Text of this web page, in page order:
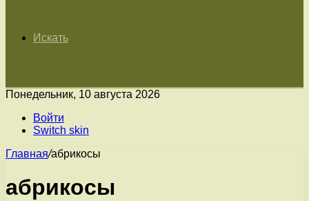
Искать
Понедельник, 10 августа 2026
Войти
Switch skin
Главная/абрикосы
абрикосы